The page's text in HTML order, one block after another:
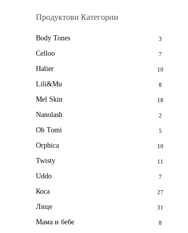
Продуктови Категории
Body Tones 3
Celloo 7
Halier 10
Lili&Mu 8
Mel Skin 18
Nanolash 2
Oh Tomi 5
Orphica 10
Twisty 11
Uddo 7
Коса 27
Лице 31
Мама и бебе 8